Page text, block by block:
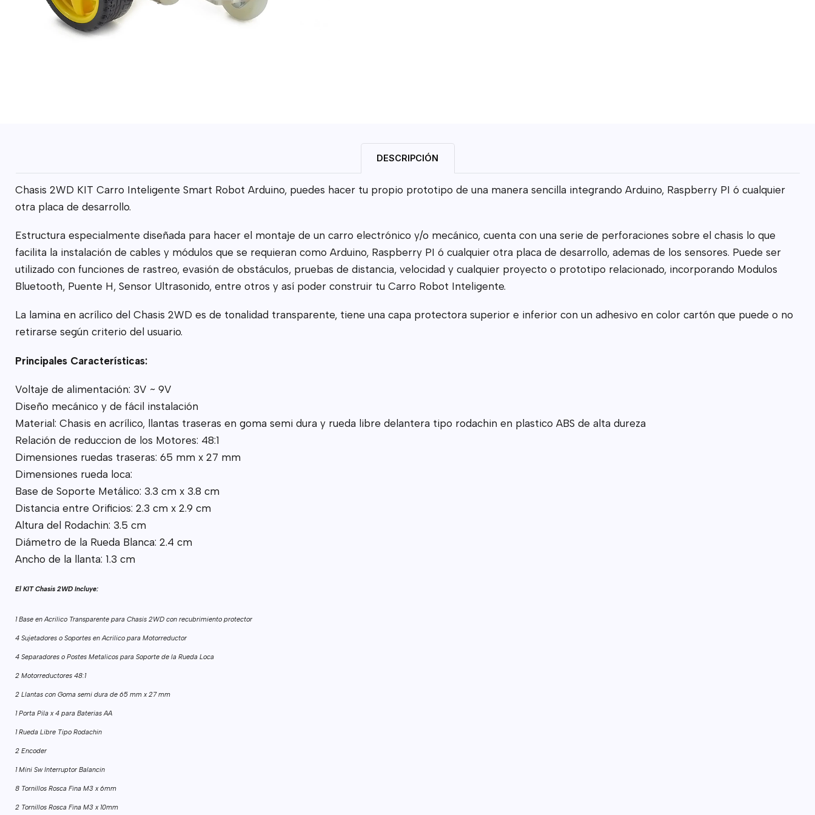
DESCRIPCIÓN
Chasis 2WD KIT Carro Inteligente Smart Robot Arduino, puedes hacer tu propio prototipo de una manera sencilla integrando Arduino, Raspberry PI ó cualquier
otra placa de desarrollo.
Estructura especialmente diseñada para hacer el montaje de un carro electrónico y/o mecánico, cuenta con una serie de perforaciones sobre el chasis lo que
facilita la instalación de cables y módulos que se requieran como Arduino, Raspberry PI ó cualquier otra placa de desarrollo, ademas de los sensores. Puede ser
utilizado con funciones de rastreo, evasión de obstáculos, pruebas de distancia, velocidad y cualquier proyecto o prototipo relacionado, incorporando Modulos
Bluetooth, Puente H, Sensor Ultrasonido, entre otros y así poder construir tu Carro Robot Inteligente.
La lamina en acrílico del Chasis 2WD es de tonalidad transparente, tiene una capa protectora superior e inferior con un adhesivo en color cartón que puede o no
retirarse según criterio del usuario.
Principales Características:
Voltaje de alimentación: 3V ~ 9V
Diseño mecánico y de fácil instalación
Material: Chasis en acrílico, llantas traseras en goma semi dura y rueda libre delantera tipo rodachin en plastico ABS de alta dureza
Relación de reduccion de los Motores: 48:1
Dimensiones ruedas traseras: 65 mm x 27 mm
Dimensiones rueda loca:
Base de Soporte Metálico: 3.3 cm x 3.8 cm
Distancia entre Orificios: 2.3 cm x 2.9 cm
Altura del Rodachin: 3.5 cm
Diámetro de la Rueda Blanca: 2.4 cm
Ancho de la llanta: 1.3 cm
El KIT Chasis 2WD Incluye:
1 Base en Acrilico Transparente para Chasis 2WD con recubrimiento protector
4 Sujetadores o Soportes en Acrilico para Motorreductor
4 Separadores o Postes Metalicos para Soporte de la Rueda Loca
2 Motorreductores 48:1
2 Llantas con Goma semi dura de 65 mm x 27 mm
1 Porta Pila x 4 para Baterias AA
1 Rueda Libre Tipo Rodachin
2 Encoder
1 Mini Sw Interruptor Balancin
8 Tornillos Rosca Fina M3 x 6mm
2 Tornillos Rosca Fina M3 x 10mm